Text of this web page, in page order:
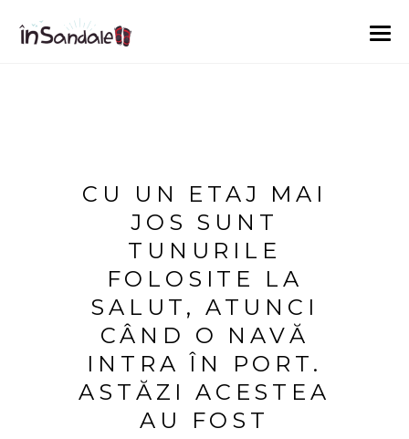
CU UN ETAJ MAI
JOS SUNT
TUNURILE
FOLOSITE LA
SALUT, ATUNCI
CÂND O NAVĂ
INTRA ÎN PORT.
ASTĂZI ACESTEA
AU FOST